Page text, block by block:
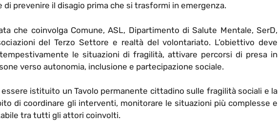
prevenire il disagio prima che si trasformi in emergenza.
che coinvolga Comune, ASL, Dipartimento di Salute Mentale, SerD,
del Terzo Settore e realtà del volontariato. L’obiettivo deve
le situazioni di fragilità, attivare percorsi di presa in
verso autonomia, inclusione e partecipazione sociale.
istituito un Tavolo permanente cittadino sulle fragilità sociali e la
di coordinare gli interventi, monitorare le situazioni più complesse e
tra tutti gli attori coinvolti.